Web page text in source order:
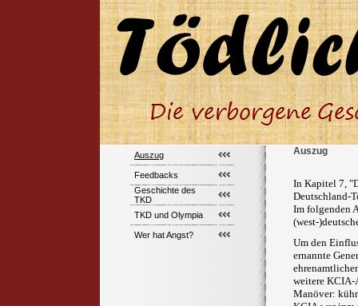
Auszug
Feedbacks
Geschichte des
TKD
TKD und Olympia
Wer hat Angst?
Auszug
In Kapitel 7,
Deutschland-
Im folgenden
(west-
Um den
ernann­te
weitere KCIA-
Manöver: